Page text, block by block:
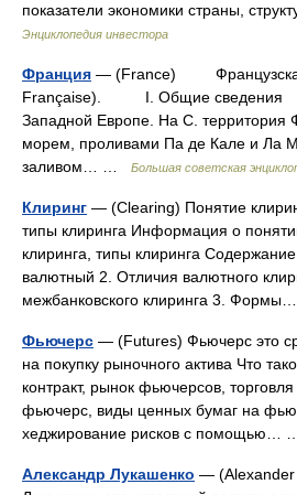
показатели экономики страны,
Энциклопедия инвестора
Франция — (France) Французская
Française). I. Общие сведения
Западной Европе. На С.
морем, проливами Па де Кале и Ла
заливом… …
Большая советская
Клиринг — (Clearing) Понятие
типы клиринга Информация о
клиринга, типы клиринга
валютный 2. Отличия валютного
межбанковского клиринга 3.
Фьючерс — (Futures) Фьючерс это
на покупку рыночного актива Что
контракт, рынок фьючерсов,
фьючерс, виды ценных бумаг на
хеджирование рисков с помощью…
Александр Лукашенко — (Alexander